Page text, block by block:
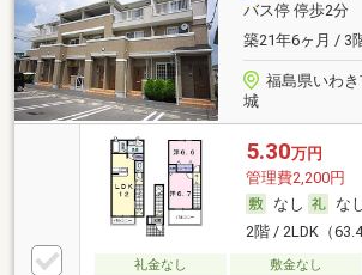
バス停 停歩2分
築21年6ヶ月 / 3
福島県いわ
城
5.30万円
管理費2,200円
なし
な
2階 / 2LDK（
礼金なし 敷金なし